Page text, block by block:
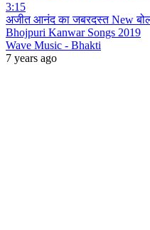
3:15
अजीत आनंद का जबरदस्त New
Bhojpuri Kanwar Songs 2019
Wave Music - Bhakti
7 years ago